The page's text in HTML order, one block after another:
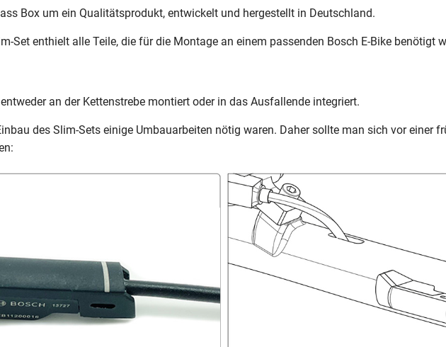
Box um ein Qualitätsprodukt, entwickelt und hergestellt in Deutschland.
Set enthielt alle Teile, die für die Montage an einem passenden Bosch E-Bike benötigt
an der Kettenstrebe montiert oder in das Ausfallende integriert.
des Slim-Sets einige Umbauarbeiten nötig waren. Daher sollte man sich vor einer